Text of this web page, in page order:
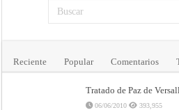
Reciente Popular Comentarios
Tratado de Paz de
06/06/2010 393,955